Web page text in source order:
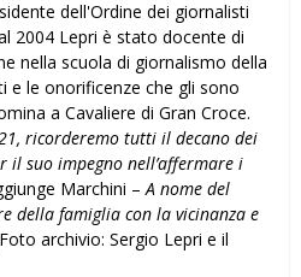
dell'Ordine dei giornalisti
2004 Lepri è stato docente di
nella scuola di giornalismo della
e le onorificenze che gli sono
a Cavaliere di Gran Croce.
ricorderemo tutti il decano dei
suo impegno nell’affermare i
Marchini – A nome del
della famiglia con la vicinanza e
archivio: Sergio Lepri e il